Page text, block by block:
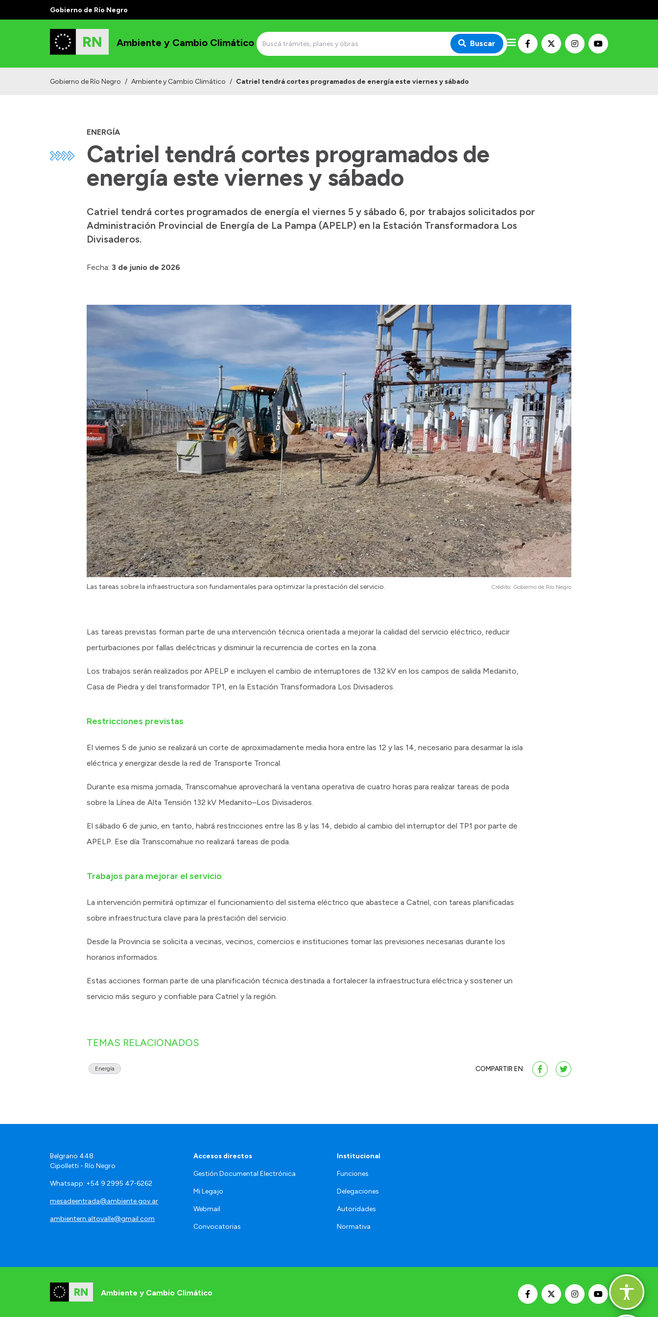
Gobierno de Río Negro
Ambiente y Cambio Climático Buscar
Gobierno de Río Negro / Ambiente y Cambio Climático / Catriel tendrá cortes programados de energía este viernes y sábado
ENERGÍA
Catriel tendrá cortes programados de
energía este viernes y sábado
Catriel tendrá cortes programados de energía el viernes 5 y sábado 6, por trabajos solicitados por
Administración Provincial de Energía de La Pampa (APELP) en la Estación Transformadora Los
Divisaderos.
Fecha: 3 de junio de 2026
Las tareas sobre la infraestructura son fundamentales para optimizar la prestación del servicio. Crédito: Gobierno de Río Negro
Las tareas previstas forman parte de una intervención técnica orientada a mejorar la calidad del servicio eléctrico, reducir
perturbaciones por fallas dieléctricas y disminuir la recurrencia de cortes en la zona.
Los trabajos serán realizados por APELP e incluyen el cambio de interruptores de 132 kV en los campos de salida Medanito,
Casa de Piedra y del transformador TP1, en la Estación Transformadora Los Divisaderos.
Restricciones previstas
El viernes 5 de junio se realizará un corte de aproximadamente media hora entre las 12 y las 14, necesario para desarmar la isla
eléctrica y energizar desde la red de Transporte Troncal.
Durante esa misma jornada, Transcomahue aprovechará la ventana operativa de cuatro horas para realizar tareas de poda
sobre la Línea de Alta Tensión 132 kV Medanito–Los Divisaderos.
El sábado 6 de junio, en tanto, habrá restricciones entre las 8 y las 14, debido al cambio del interruptor del TP1 por parte de
APELP. Ese día Transcomahue no realizará tareas de poda.
Trabajos para mejorar el servicio
La intervención permitirá optimizar el funcionamiento del sistema eléctrico que abastece a Catriel, con tareas planificadas
sobre infraestructura clave para la prestación del servicio.
Desde la Provincia se solicita a vecinas, vecinos, comercios e instituciones tomar las previsiones necesarias durante los
horarios informados.
Estas acciones forman parte de una planificación técnica destinada a fortalecer la infraestructura eléctrica y sostener un
servicio más seguro y confiable para Catriel y la región.
TEMAS RELACIONADOS
Energía COMPARTIR EN:
Belgrano 448.
Cipolletti - Río Negro
Whatsapp: +54 9 2995 47‑6262
mesadeentrada@ambiente.gov.ar
ambientern.altovalle@gmail.com
Accesos directos
Gestión Documental Electrónica
Mi Legajo
Webmail
Convocatorias
Institucional
Funciones
Delegaciones
Autoridades
Normativa
Ambiente y Cambio Climático